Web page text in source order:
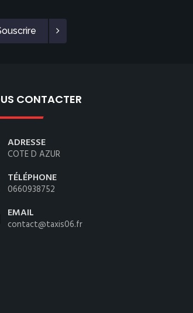
CONTACTER
ADRESSE
COTE D AZUR
TÉLÉPHONE
0660938752
EMAIL
contact@taxis06.fr